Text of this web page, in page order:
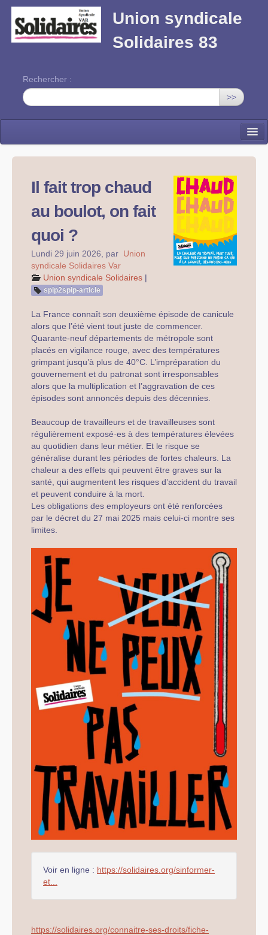
Union syndicale
Solidaires 83
Rechercher :
>>
Union syndicale Solidaires
Formation syndicale
Mobilisations et luttes
Archives
Agenda
squelette
galerie
Il fait trop chaud
au boulot, on fait
quoi ?
Lundi 29 juin 2026 par Union
syndicale Solidaires Var
Union syndicale Solidaires |
spip2spip-article
La France connaît son deuxième épisode de canicule
alors que l’été vient tout juste de commencer.
Quarante-neuf départements de métropole sont
placés en vigilance rouge, avec des températures
grimpant jusqu’à plus de 40°C. L’impréparation du
gouvernement et du patronat sont irresponsables
alors que la multiplication et l’aggravation de ces
épisodes sont annoncés depuis des décennies.
Beaucoup de travailleurs et de travailleuses sont
régulièrement exposé·es à des températures élevées
au quotidien dans leur métier. Et le risque se
généralise durant les périodes de fortes chaleurs. La
chaleur a des effets qui peuvent être graves sur la
santé, qui augmentent les risques d’accident du travail
et peuvent conduire à la mort.
Les obligations des employeurs ont été renforcées
par le décret du 27 mai 2025 mais celui-ci montre ses
limites.
Voir en ligne : https://solidaires.org/sinformer-
et...
https://solidaires.org/connaitre-ses-droits/fiche-